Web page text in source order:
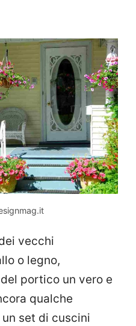
vecchi
o legno,
portico un vero e
qualche
set di cuscini